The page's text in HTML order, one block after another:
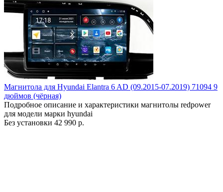
Магнитола для Hyundai Elantra 6 AD (09.2015-07.2019) 71094 9
дюймов (чёрная)
Подробное описание и характеристики магнитолы redpower
для модели марки hyundai
Без установки 42 990 р.